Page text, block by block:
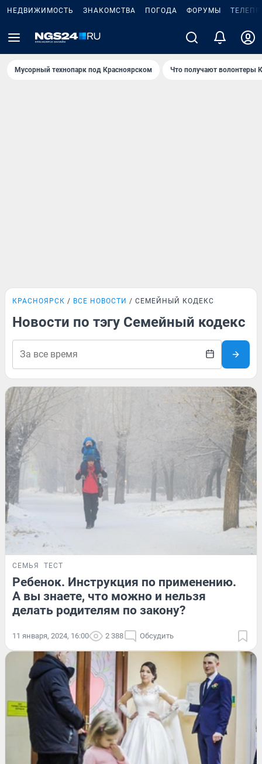
НЕДВИЖИМОСТЬ ЗНАКОМСТВА ПОГОДА ФОРУМЫ
Мусорный технопарк под Крaсноярском Что получают волонтеры
КРАСНОЯРСК ВСЕ НОВОСТИ СЕМЕЙНЫЙ КОДЕКС
Новости по тэгу Семейный кодекс
СЕМЬЯ ТЕСТ
Ребенок. Инструкция по применению.
А вы знаете, что можно и нельзя
делать родителям по закону?
11 января, 2024, 16:00 2 388 Обсудить